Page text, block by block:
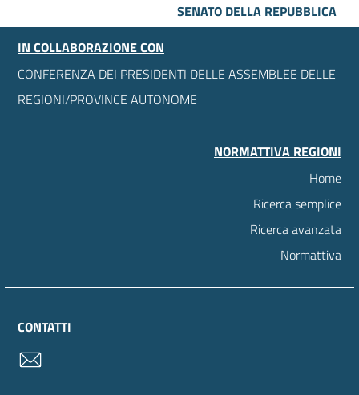
SENATO DELLA REPUBBLICA
IN COLLABORAZIONE CON
CONFERENZA DEI PRESIDENTI DELLE ASSEMBLEE DELLE
REGIONI/PROVINCE AUTONOME
NORMATTIVA REGIONI
Home
Ricerca semplice
Ricerca avanzata
Normattiva
CONTATTI